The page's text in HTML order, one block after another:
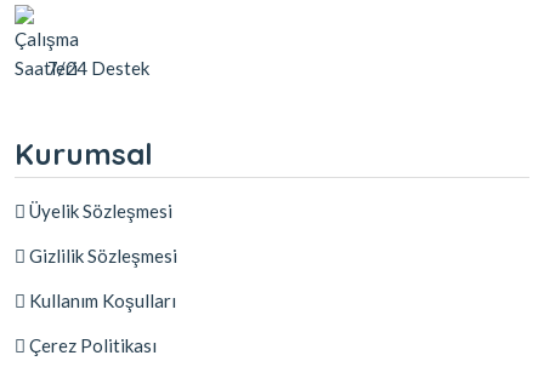
7/24 Destek
Kurumsal
Üyelik Sözleşmesi
Gizlilik Sözleşmesi
Kullanım Koşulları
Çerez Politikası